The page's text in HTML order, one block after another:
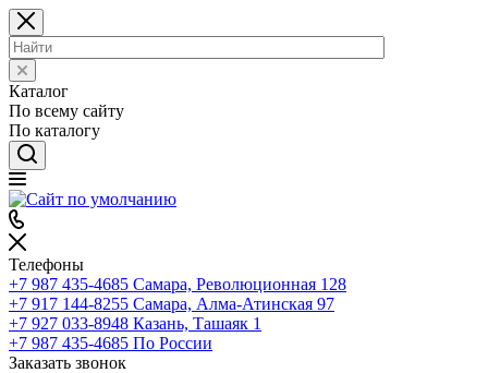
Каталог
По всему сайту
По каталогу
Телефоны
+7 987 435-4685 Самара, Революционная 128
+7 917 144-8255 Самара, Алма-Атинская 97
+7 927 033-8948 Казань, Ташаяк 1
+7 987 435-4685 По России
Заказать звонок